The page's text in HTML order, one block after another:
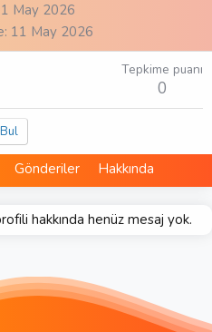
May 2026
11 May 2026
Tepkime puanı
0
Bul
Gönderiler Hakkında
hakkında henüz mesaj yok.